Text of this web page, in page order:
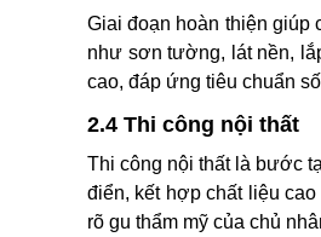
Giai đoạn hoàn thiện giúp
như sơn tường, lát nền,
cao, đáp ứng tiêu chuẩn
2.4 Thi công nội thất
Thi công nội thất là bước
điển, kết hợp chất liệu
rõ gu thẩm mỹ của chủ